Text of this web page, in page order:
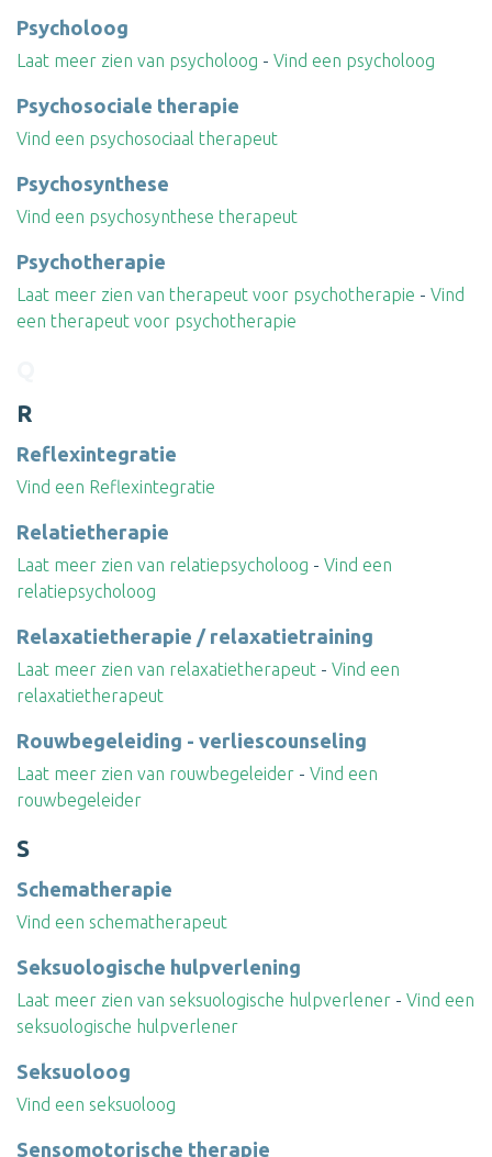
Psycholoog
Laat meer zien van psycholoog - Vind een psycholoog
Psychosociale therapie
Vind een psychosociaal therapeut
Psychosynthese
Vind een psychosynthese therapeut
Psychotherapie
Laat meer zien van therapeut voor psychotherapie - Vind
een therapeut voor psychotherapie
R
Reflexintegratie
Vind een Reflexintegratie
Relatietherapie
Laat meer zien van relatiepsycholoog - Vind een
relatiepsycholoog
Relaxatietherapie / relaxatietraining
Laat meer zien van relaxatietherapeut - Vind een
relaxatietherapeut
Rouwbegeleiding - verliescounseling
Laat meer zien van rouwbegeleider - Vind een
rouwbegeleider
S
Schematherapie
Vind een schematherapeut
Seksuologische hulpverlening
Laat meer zien van seksuologische hulpverlener - Vind een
seksuologische hulpverlener
Seksuoloog
Vind een seksuoloog
Sensomotorische therapie